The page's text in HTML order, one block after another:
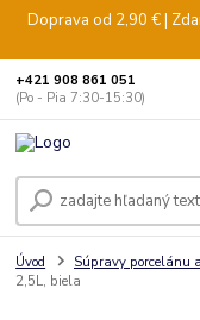
Doprava od 2,90 € |
+421 908 861 051
(Po - Pia 7:30-15:30)
Úvod Súpravy porcelánu
2,5L, biela